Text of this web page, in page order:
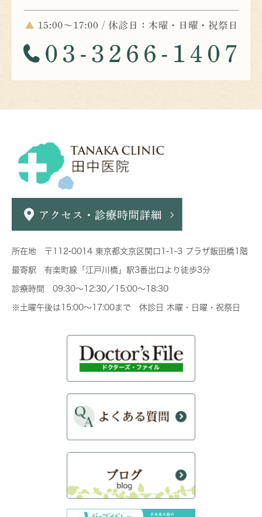
所在地 〒112-0014 東京都文京区関口1-1-3 プラザ飯田橋1階
最寄駅 有楽町線「江戸川橋」駅3番出口より徒歩3分
診療時間 09:30～12:30／15:00～18:30
※土曜午後は15:00～17:00まで 休診日 木曜・日曜・祝祭日